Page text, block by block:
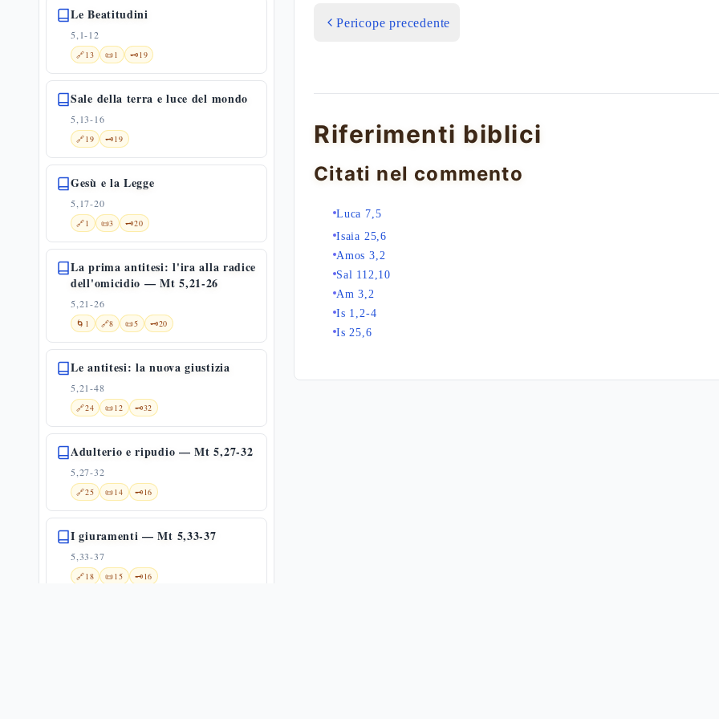
Le Beatitudini
5,1-12
🔗13 📜1 🗝️19
Sale della terra e luce del mondo
5,13-16
🔗19 🗝️19
Gesù e la Legge
5,17-20
🔗1 📜3 🗝️20
La prima antitesi: l'ira alla radice
dell'omicidio — Mt 5,21-26
5,21-26
🌀 1 🔗8 📜5 🗝️20
Le antitesi: la nuova giustizia
5,21-48
🔗24 📜12 🗝️32
Adulterio e ripudio — Mt 5,27-32
5,27-32
🔗25 📜14 🗝️16
I giuramenti — Mt 5,33-37
5,33-37
🔗18 📜15 🗝️16
Pericope precedente
Riferimenti biblici
Citati nel commento
Luca 7,5
Isaia 25,6
Amos 3,2
Sal 112,10
Am 3,2
Is 1,2-4
Is 25,6